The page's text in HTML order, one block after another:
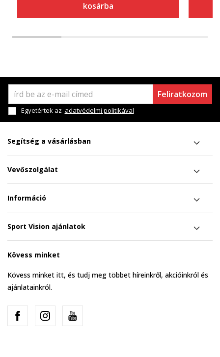
kosárba
Feliratkozom
Egyetértek az adatvédelmi politikával
Segítség a vásárlásban
Vevőszolgálat
Információ
Sport Vision ajánlatok
Kövess minket
Kövess minket itt, és tudj meg többet híreinkről, akcióinkról és
ajánlatainkról.